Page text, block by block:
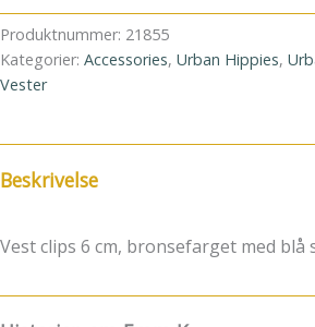
Produktnummer: 21855
Kategorier: Accessories, Urban Hippies,
Vester
Beskrivelse
Vest clips 6 cm, bronsefarget med blå